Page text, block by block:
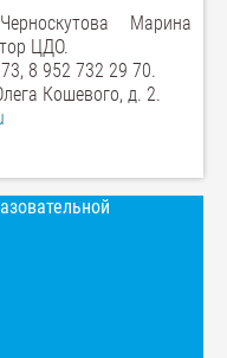
Марина
ЦДО.
8 952 732 29 70.
Кошевого, д. 2.